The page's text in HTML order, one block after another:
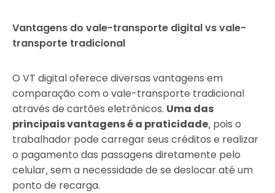
Vantagens do vale-transporte digital vs vale-
transporte tradicional
O VT digital oferece diversas vantagens em
comparação com o vale-transporte tradicional
através de cartões eletrônicos. Uma das
principais vantagens é a praticidade, pois o
trabalhador pode carregar seus créditos e realizar
o pagamento das passagens diretamente pelo
celular, sem a necessidade de se deslocar até um
ponto de recarga.